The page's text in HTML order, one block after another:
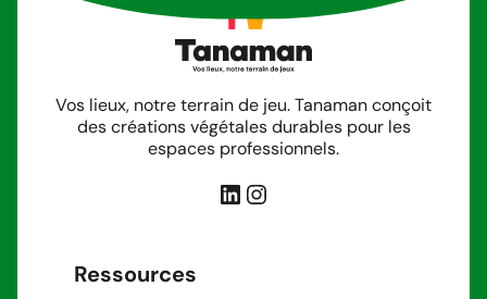
Vos lieux, notre terrain de jeu. Tanaman conçoit
des créations végétales durables pour les
espaces professionnels.
LinkedIn
Instagram
Ressources